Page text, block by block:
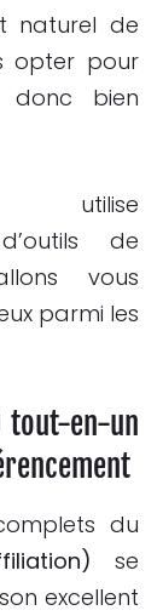
naturel de
opter pour
bien
utilise
de
vous
parmi les
tout-en-un
du
se
excellent